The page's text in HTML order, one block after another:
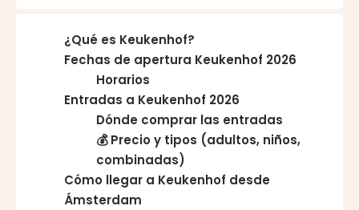
¿Qué es Keukenhof?
Fechas de apertura Keukenhof 2026
Horarios
Entradas a Keukenhof 2026
Dónde comprar las entradas
💰Precio y tipos (adultos, niños,
combinadas)
Cómo llegar a Keukenhof desde
Ámsterdam